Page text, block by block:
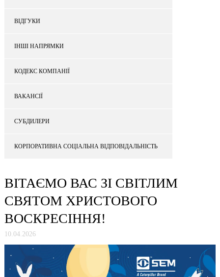
ВІДГУКИ
ІНШІ НАПРЯМКИ
КОДЕКС КОМПАНІЇ
ВАКАНСІЇ
СУБДИЛЕРИ
КОРПОРАТИВНА СОЦІАЛЬНА ВІДПОВІДАЛЬНІСТЬ
ВІТАЄМО ВАС ЗІ СВІТЛИМ
СВЯТОМ ХРИСТОВОГО
ВОСКРЕСІННЯ!
10.04.2026